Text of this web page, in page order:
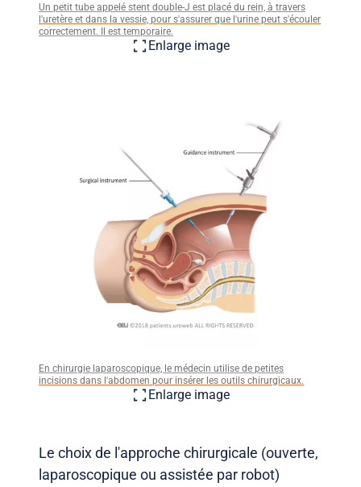
Un petit tube appelé stent double-J est placé du rein, à travers
l'uretère et dans la vessie, pour s'assurer que l'urine peut s'écouler
correctement. Il est temporaire.
Enlarge image
En chirurgie laparoscopique, le médecin utilise de petites
incisions dans l'abdomen pour insérer les outils chirurgicaux.
Enlarge image
Le choix de l'approche chirurgicale (ouverte,
laparoscopique ou assistée par robot)